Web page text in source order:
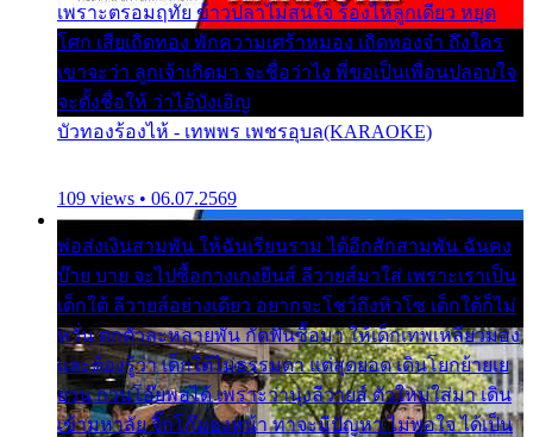
เพราะตรอมฤทัย ข้าวปลาไม่สนใจ ร้องไห้ลูกเดียว หยุด
โศก เสียเถิดทอง พักความเศร้าหมอง เถิดทองจ๋า ถึงใคร
เขาจะว่า ลูกเจ้าเกิดมา จะชื่อว่าไง พี่ขอเป็นเพื่อนปลอบใจ
จะตั้งชื่อให้ ว่าไอ้บังเอิญ
บัวทองร้องไห้ - เทพพร เพชรอุบล(KARAOKE)
109 views • 06.07.2569
พ่อส่งเงินสามพัน ให้ฉันเรียนราม ได้อีกสักสามพัน ฉันคง
บ๊าย บาย จะไปซื้อกางเกงยีนส์ ลีวายส์มาใส่ เพราะเราเป็น
เด็กใต้ ลีวายส์อย่างเดียว อยากจะโชว์ถึงหิวโซ เด็กใต้ก็ไม่
หวั่น ตกตัวละหลายพัน กัดฟันซื้อมา ให้เด็กเทพเหลียวมอง
และต้องรู้ว่า เด็กใต้ไม่ธรรมดา แต่สุดยอด เดินโยกย้ายเย
ยวน กวนโอ๊ยพอได้ เพราะว่านุ่งลีวายส์ ตัวใหม่ใส่มา เดิน
เข้ามหาลัย จิ๊กโก๊มองหน้า ท่าจะมีปัญหา ไม่พอใจ ได้เป็น